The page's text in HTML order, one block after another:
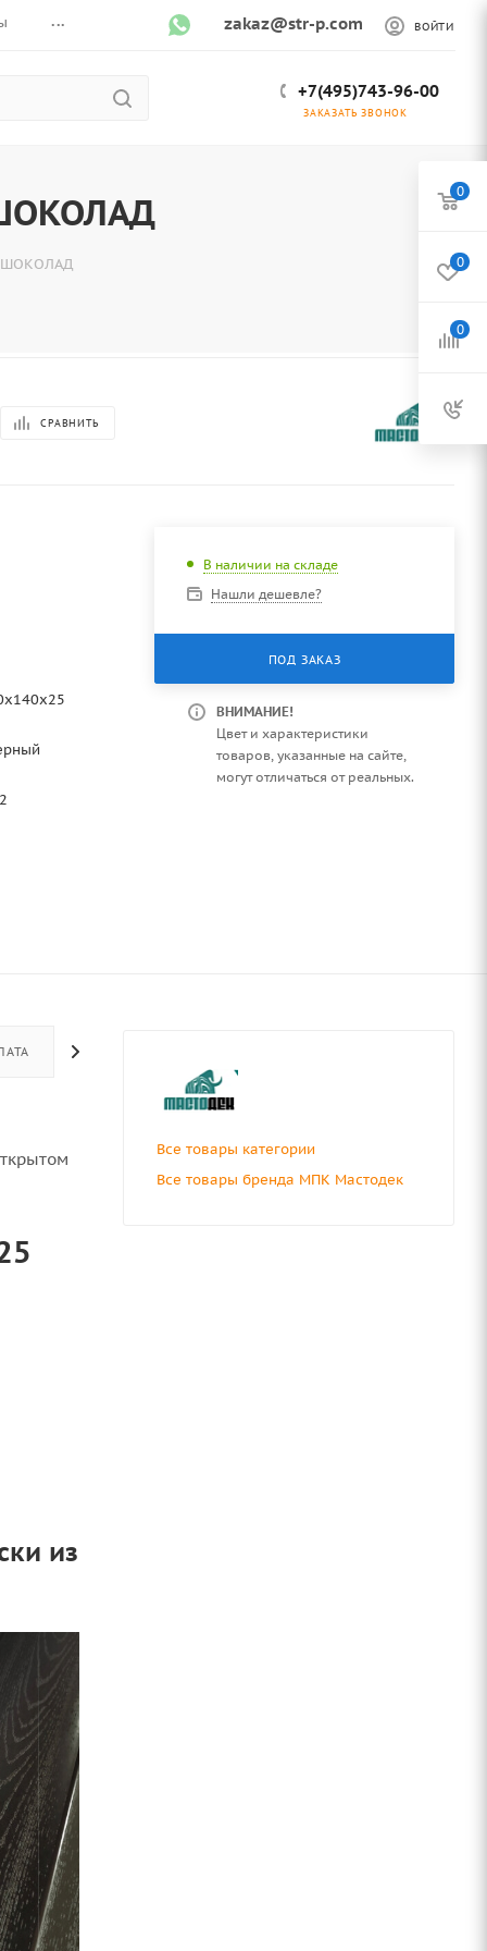
... zakaz@str-p.com ВОЙТИ
+7(495)743-96-00
ЗАКАЗАТЬ ЗВОНОК
ШОКОЛАД
СРАВНИТЬ
В наличии на складе
Нашли дешевле?
ПОД ЗАКАЗ
ВНИМАНИЕ!
Цвет и характеристики
товаров, указанные на сайте,
могут отличаться от реальных.
из
Все товары категории
Все товары бренда МПК Мастодек
0
0
0